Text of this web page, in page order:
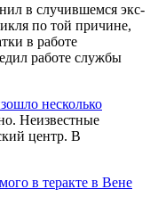
в случившемся экс-
по той причине,
в работе
работе службы
несколько
Неизвестные
центр. В
в теракте в Вене